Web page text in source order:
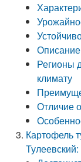
Регионы
климату
Отличие
Картофель